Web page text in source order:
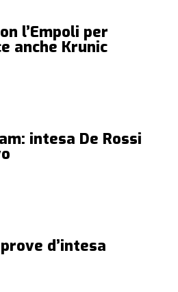
l’Empoli per
anche Krunic
intesa De Rossi
d’intesa